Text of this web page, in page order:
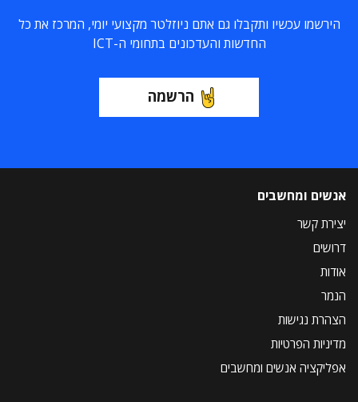
הירשמו עכשיו ותקבלו גם אתם ניוזלטר מקצועי יומי, המרכז את כל
החדשות והעדכונים בתחומי ה-ICT
הרשמה
אנשים ומחשבים
יצירת קשר
דרושים
אודות
הנמר
הצהרת נגישות
מדיניות הפרטיות
אפליקציה אנשים ומחשבים